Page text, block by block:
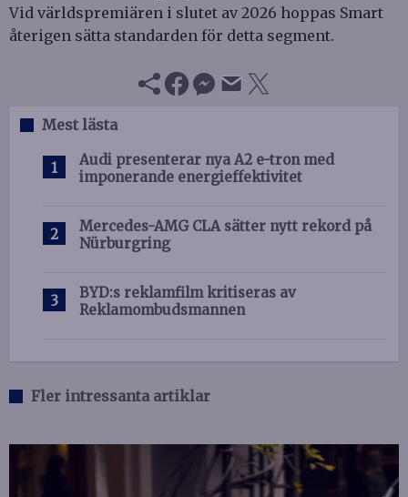
Vid världspremiären i slutet av 2026 hoppas Smart
återigen sätta standarden för detta segment.
Mest lästa
Audi presenterar nya A2 e-tron med
imponerande energieffektivitet
Mercedes-AMG CLA sätter nytt rekord på
Nürburgring
BYD:s reklamfilm kritiseras av
Reklamombudsmannen
Fler intressanta artiklar